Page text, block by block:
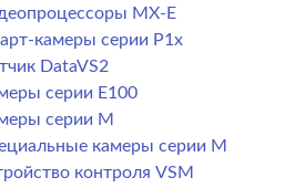
MX-E
камеры серии P1x
DataVS2
серии E100
серии M
камеры серии M
контроля VSM